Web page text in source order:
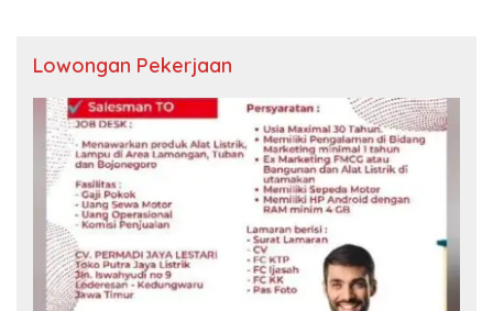
Lowongan Pekerjaan